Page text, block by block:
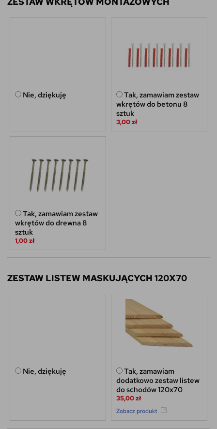
Nie, dziękuję
Tak, zamawiam zestaw
wkrętów do betonu 8
sztuk
3,00 zł
Tak, zamawiam zestaw
wkrętów do drewna 8
sztuk
1,00 zł
ZESTAW LISTEW MASKUJĄCYCH 120X70
Nie, dziękuję
Tak, zamawiam
dodatkowo zestaw listew
do schodów 120x70
35,00 zł
Zobacz produkt